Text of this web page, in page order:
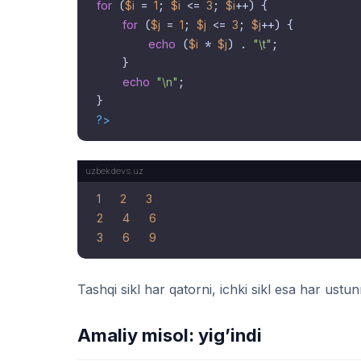
for ($i = 1 ; $i <= 3 ; $i++) {
for ($j = 1 ; $j <= 3 ; $j++) {
echo ($i * $j) . "\t" ;
    }
echo "\n" ;
?>
1 2
3
2
4
6
3
6 9
Tashqi sikl har qatorni, ichki sikl esa har
Amaliy misol: yig’indi